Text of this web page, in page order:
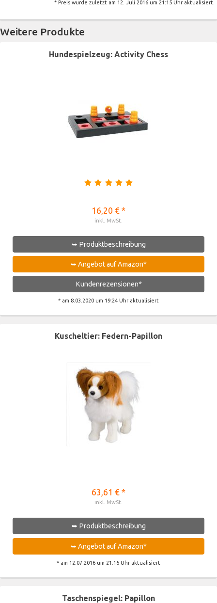
* Preis wurde zuletzt am 12. Juli 2016 um 21:15 Uhr aktualisiert.
Weitere Produkte
Hundespielzeug: Activity Chess
16,20 € *
inkl. MwSt.
➥ Produktbeschreibung
➥ Angebot auf Amazon*
Kundenrezensionen*
* am 8.03.2020 um 19:24 Uhr aktualisiert
Kuscheltier: Federn-Papillon
63,61 € *
inkl. MwSt.
➥ Produktbeschreibung
➥ Angebot auf Amazon*
* am 12.07.2016 um 21:16 Uhr aktualisiert
Taschenspiegel: Papillon